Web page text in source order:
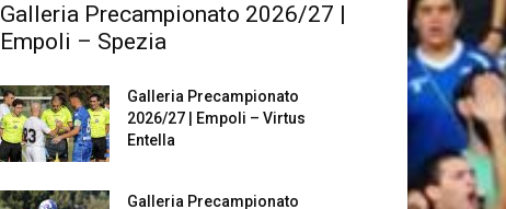
Galleria Precampionato 2026/27 |
Empoli – Spezia
Galleria Precampionato
2026/27 | Empoli – Virtus
Entella
Galleria Precampionato